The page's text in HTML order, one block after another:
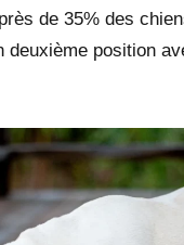
de 35% des
deuxième position